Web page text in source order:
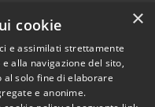
© 2026 • Comune di
×
cookie
e assimilati strettamente
alla navigazione del sito,
al solo fine di elaborare
e anonime.